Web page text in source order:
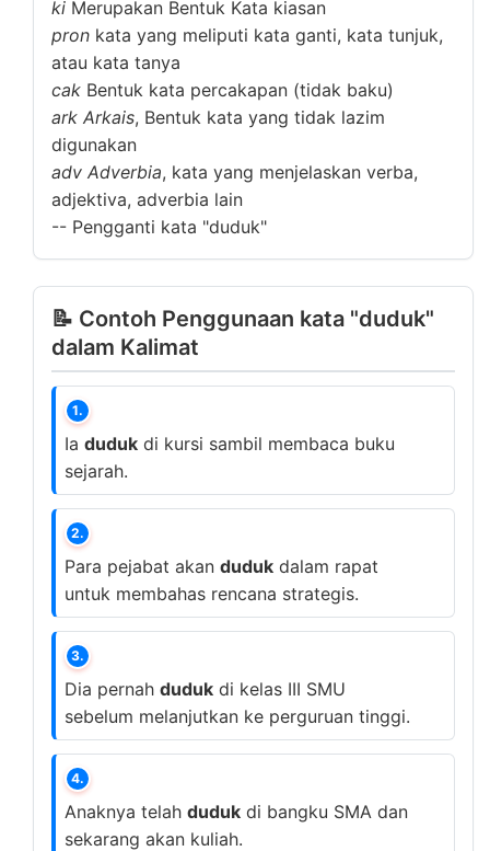
ki Merupakan Bentuk Kata kiasan
pron kata yang meliputi kata ganti, kata tunjuk,
atau kata tanya
cak Bentuk kata percakapan (tidak baku)
ark Arkais, Bentuk kata yang tidak lazim
digunakan
adv Adverbia, kata yang menjelaskan verba,
adjektiva, adverbia lain
-- Pengganti kata "duduk"
📝 Contoh Penggunaan kata "duduk"
dalam Kalimat
1.
Ia duduk di kursi sambil membaca buku
sejarah.
2.
Para pejabat akan duduk dalam rapat
untuk membahas rencana strategis.
3.
Dia pernah duduk di kelas III SMU
sebelum melanjutkan ke perguruan tinggi.
4.
Anaknya telah duduk di bangku SMA dan
sekarang akan kuliah.